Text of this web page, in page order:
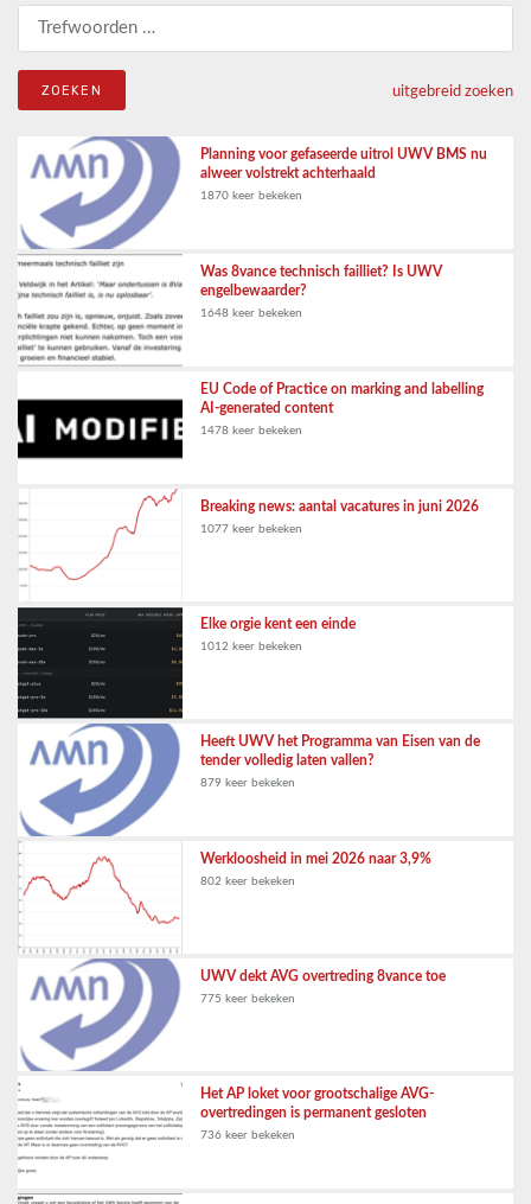
Zoeken naar:
uitgebreid zoeken
Planning voor gefaseerde uitrol UWV BMS nu
alweer volstrekt achterhaald
1870 keer bekeken
Was 8vance technisch failliet? Is UWV
engelbewaarder?
1648 keer bekeken
EU Code of Practice on marking and labelling
AI-generated content
1478 keer bekeken
Breaking news: aantal vacatures in juni 2026
1077 keer bekeken
Elke orgie kent een einde
1012 keer bekeken
Heeft UWV het Programma van Eisen van de
tender volledig laten vallen?
879 keer bekeken
Werkloosheid in mei 2026 naar 3,9%
802 keer bekeken
UWV dekt AVG overtreding 8vance toe
775 keer bekeken
Het AP loket voor grootschalige AVG-
overtredingen is permanent gesloten
736 keer bekeken